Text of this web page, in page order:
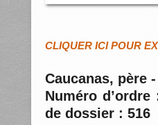
CLIQUER ICI POUR
Caucanas, père
Numéro
de dossier : 516